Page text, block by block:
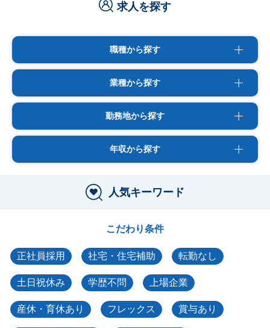
求人を探す
職種から探す
業種から探す
勤務地から探す
年収から探す
人気キーワード
こだわり条件
正社員採用 社宅・住宅補助 転勤なし
土日祝休み 学歴不問 上場企業
産休・育休あり フレックス 賞与あり